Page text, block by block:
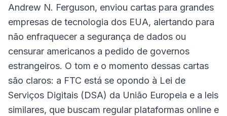
Andrew N. Ferguson, enviou cartas para grandes
empresas de tecnologia dos EUA, alertando para
não enfraquecer a segurança de dados ou
censurar americanos a pedido de governos
estrangeiros. O tom e o momento dessas cartas
são claros: a FTC está se opondo à Lei de
Serviços Digitais (DSA) da União Europeia e a leis
similares, que buscam regular plataformas online e